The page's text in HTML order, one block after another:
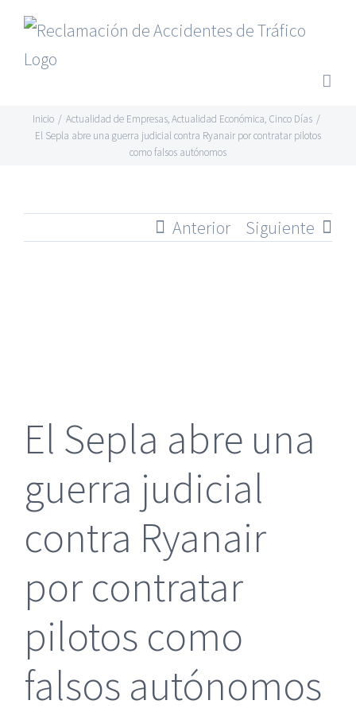
Saltar
contenido
Inicio / Actualidad de Empresas,Actualidad Económica, Cinco Días /
El Sepla abre una guerra judicial contra Ryanair por contratar pilotos
como falsos autónomos
Anterior Siguiente
El Sepla abre una
guerra judicial
contra Ryanair
por contratar
pilotos como
falsos autónomos